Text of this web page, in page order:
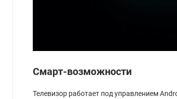
Смарт-возможности
Телевизор работает под управлением